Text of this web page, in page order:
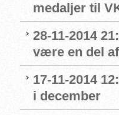
medaljer til
28-11-2014
være en del
17-11-2014
i december